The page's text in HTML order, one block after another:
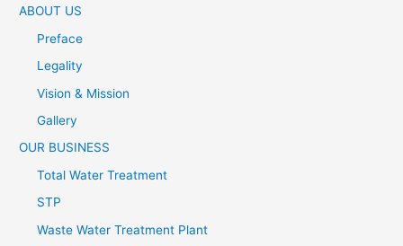
ABOUT US
Preface
Legality
Vision & Mission
Gallery
OUR BUSINESS
Total Water Treatment
STP
Waste Water Treatment Plant